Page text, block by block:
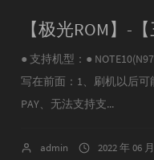
● 支持机型：●
写在前面：1、刷机以后可
PAY、无法支持支...
admin 2022 年 06